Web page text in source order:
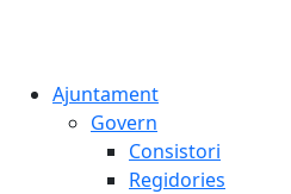
Ajuntament
Govern
Consistori
Regidories